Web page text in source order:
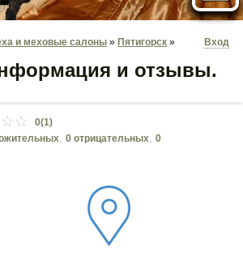
и меховые салоны » Пятигорск »
Вход
и отзывы.
0(1)
, 0 отрицательных, 0